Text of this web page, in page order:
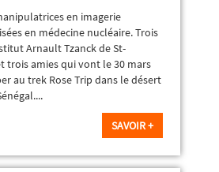
en imagerie
en médecine nucléaire. Trois
Arnault Tzanck de St-
trois amies qui vont le 30 mars
au trek Rose Trip dans le désert
SAVOIR +